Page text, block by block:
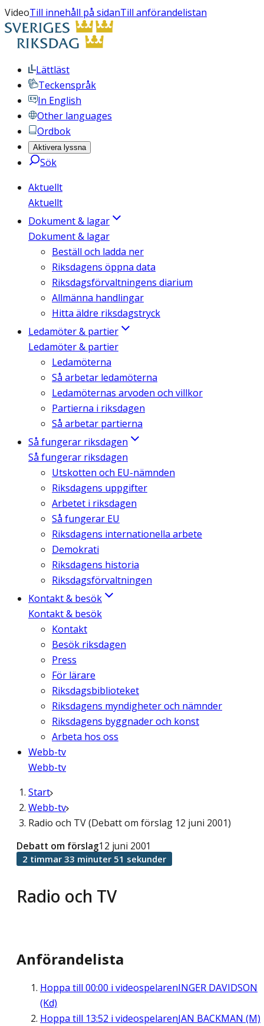
VideoTill innehåll på sidanTill anförandelistan
Lättläst
Teckenspråk
In English
Other languages
Ordbok
Aktivera lyssna
Sök
Aktuellt
Aktuellt
Dokument & lagar
Dokument & lagar
Beställ och ladda ner
Riksdagens öppna data
Riksdagsförvaltningens diarium
Allmänna handlingar
Hitta äldre riksdagstryck
Ledamöter & partier
Ledamöter & partier
Ledamöterna
Så arbetar ledamöterna
Ledamöternas arvoden och villkor
Partierna i riksdagen
Så arbetar partierna
Så fungerar riksdagen
Så fungerar riksdagen
Utskotten och EU-nämnden
Riksdagens uppgifter
Arbetet i riksdagen
Så fungerar EU
Riksdagens internationella arbete
Demokrati
Riksdagens historia
Riksdagsförvaltningen
Kontakt & besök
Kontakt & besök
Kontakt
Besök riksdagen
Press
För lärare
Riksdagsbiblioteket
Riksdagens myndigheter och nämnder
Riksdagens byggnader och konst
Arbeta hos oss
Webb-tv
Webb-tv
Start
Webb-tv
Radio och TV (Debatt om förslag 12 juni 2001)
Radio och TV
Debatt om förslag12 juni 2001
2 timmar 33 minuter 51 sekunder
Anförandelista
Hoppa till 00:00 i videospelarenINGER DAVIDSON
(Kd)
Hoppa till 13:52 i videospelarenJAN BACKMAN (M)